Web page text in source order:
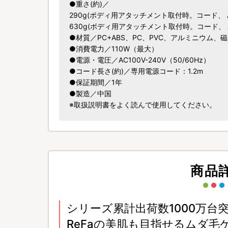
●重さ(約)／
290g(ボディ用アタッチメント取付時。コード
630g(ボディ用アタッチメント取付時。コード
●材質／PC+ABS、PC、PVC、アルミニウム、
●消費電力／110W（最大）
●電源・電圧／AC100V-240V（50/60Hz）
●コード長さ(約)／専用電源コード：1.2m
●保証期間／1年
●製造／中国
※取扱説明書をよく読んで使用してください。
商品
シリーズ累計出荷数1000万台
ReFaの美肌も目指せるムダ毛